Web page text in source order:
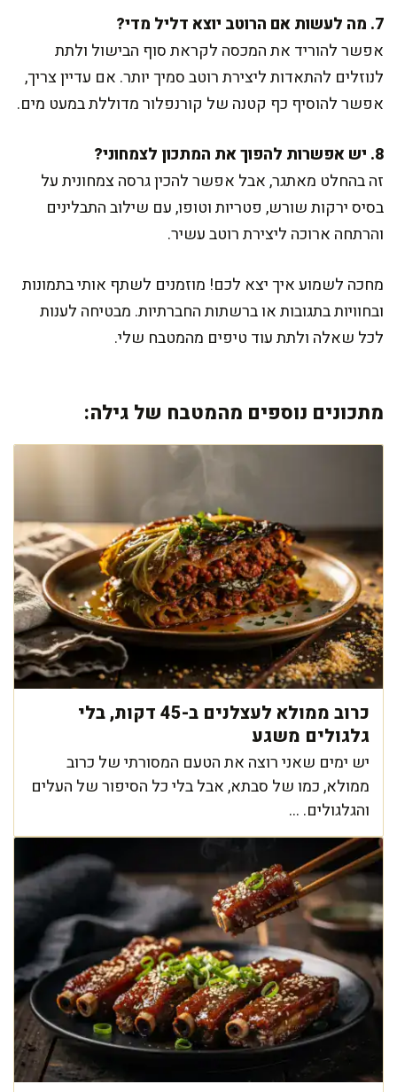
7. מה לעשות אם הרוטב יוצא דליל מדי?
אפשר להוריד את המכסה לקראת סוף הבישול ולתת
לנוזלים להתאדות ליצירת רוטב סמיך יותר. אם עדיין צריך,
אפשר להוסיף כף קטנה של קורנפלור מדוללת במעט מים.
8. יש אפשרות להפוך את המתכון לצמחוני?
זה בהחלט מאתגר, אבל אפשר להכין גרסה צמחונית על
בסיס ירקות שורש, פטריות וטופו, עם שילוב התבלינים
והרתחה ארוכה ליצירת רוטב עשיר.
מחכה לשמוע איך יצא לכם! מוזמנים לשתף אותי בתמונות
ובחוויות בתגובות או ברשתות החברתיות. מבטיחה לענות
לכל שאלה ולתת עוד טיפים מהמטבח שלי.
מתכונים נוספים מהמטבח של גילה:
כרוב ממולא לעצלנים ב-45 דקות, בלי
גלגולים משגע
יש ימים שאני רוצה את הטעם המסורתי של כרוב
ממולא, כמו של סבתא, אבל בלי כל הסיפור של העלים
והגלגולים. ...